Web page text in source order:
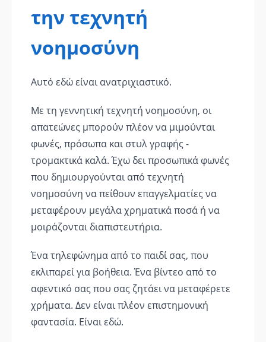
την τεχνητή
νοημοσύνη
Αυτό εδώ είναι ανατριχιαστικό.
Με τη γεννητική τεχνητή νοημοσύνη, οι
απατεώνες μπορούν πλέον να μιμούνται
φωνές, πρόσωπα και στυλ γραφής -
τρομακτικά καλά. Έχω δει προσωπικά φωνές
που δημιουργούνται από τεχνητή
νοημοσύνη να πείθουν επαγγελματίες να
μεταφέρουν μεγάλα χρηματικά ποσά ή να
μοιράζονται διαπιστευτήρια.
Ένα τηλεφώνημα από το παιδί σας, που
εκλιπαρεί για βοήθεια. Ένα βίντεο από το
αφεντικό σας που σας ζητάει να μεταφέρετε
χρήματα. Δεν είναι πλέον επιστημονική
φαντασία. Είναι εδώ.